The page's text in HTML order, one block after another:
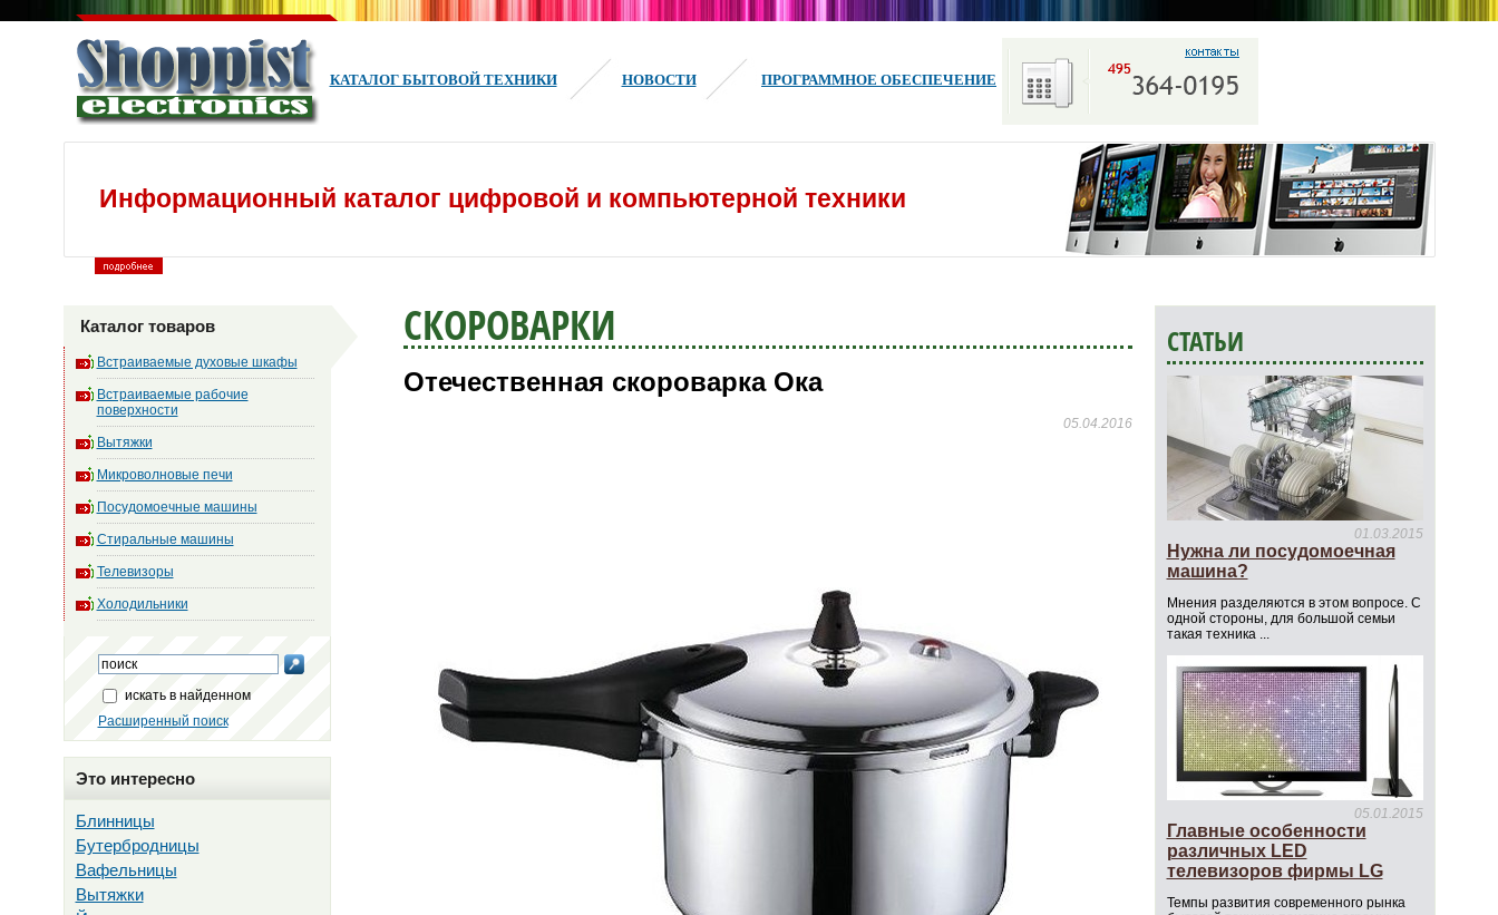
КАТАЛОГ БЫТОВОЙ ТЕХНИКИ НОВОСТИ ПРОГРАММНОЕ ОБЕСПЕЧЕНИЕ
Информационный каталог цифровой и компьютерной техники
Каталог товаров
Встраиваемые духовые шкафы
Встраиваемые рабочие
поверхности
Вытяжки
Микроволновые печи
Посудомоечные машины
Стиральные машины
Телевизоры
Холодильники
искать в найденном
Расширенный поиск
Это интересно
Блинницы
Бутербродницы
Вафельницы
Вытяжки
СКОРОВАРКИ
Отечественная скороварка Ока
05.04.2016
СТАТЬИ
01.03.2015
Нужна ли посудомоечная
машина?
Мнения разделяются в этом вопросе. С
одной стороны, для большой семьи
такая техника ...
05.01.2015
Главные особенности
различных LED
телевизоров фирмы LG
Темпы развития современного рынка